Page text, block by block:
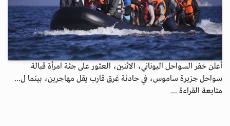
أعلن خفر السواحل اليوناني، الاثنين، العثور على جثة امرأة قبالة
سواحل جزيرة ساموس، في حادثة غرق قارب يقل مهاجرين، بينما ل...
متابعة القراءة ...